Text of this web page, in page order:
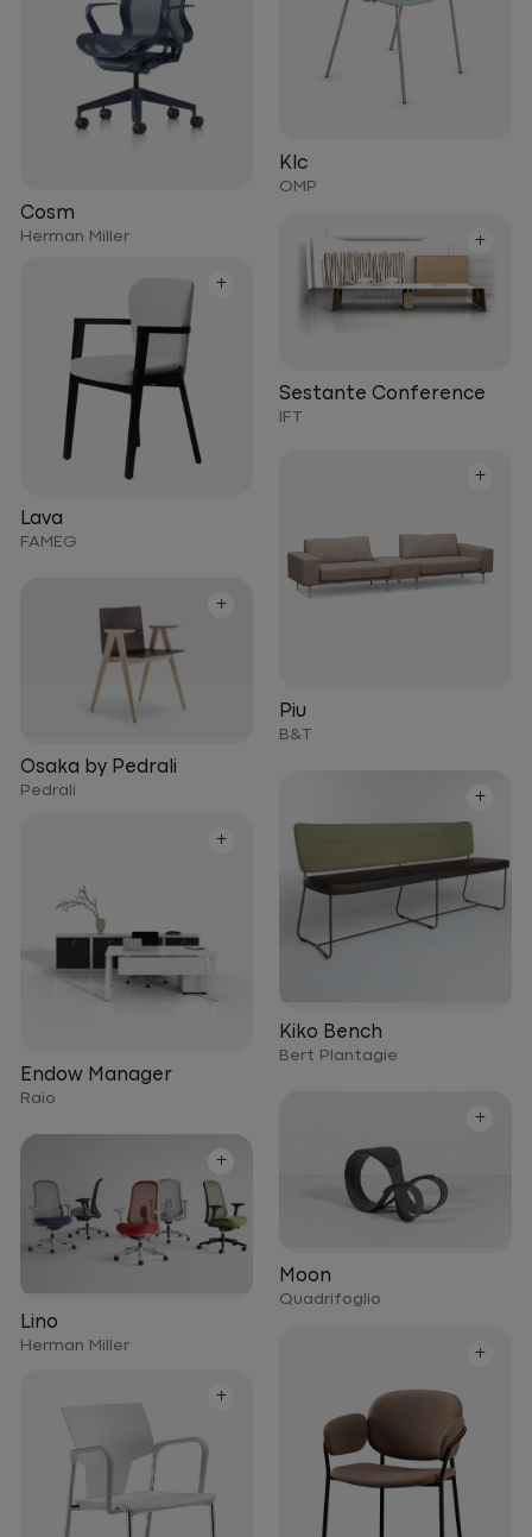
Klc
OMP
Cosm
Herman Miller +
Sestante Conference
IFT
+
Lava
FAMEG
+
Piu
B&T
+
Osaka by Pedrali
Pedrali +
Kiko Bench
Bert Plantagie
+
Endow Manager
Raio
+
Moon
Quadrifoglio
+
Lino
Herman Miller +
+